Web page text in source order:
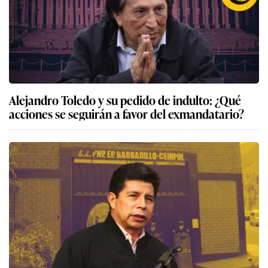
Alejandro Toledo y su pedido de indulto: ¿Qué
acciones se seguirán a favor del exmandatario?